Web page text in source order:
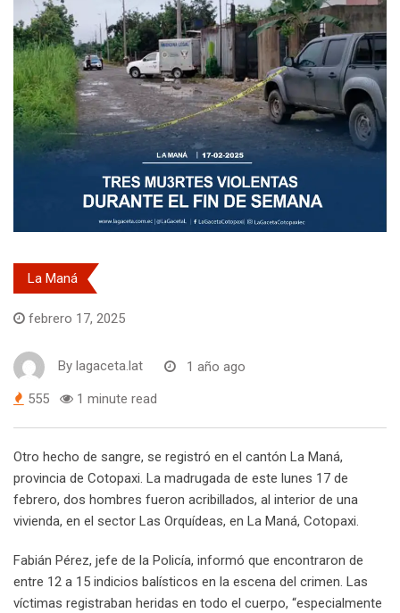
La Maná
febrero 17, 2025
By lagaceta.lat 1 año ago
555 1 minute read
Otro hecho de sangre, se registró en el cantón La Maná,
provincia de Cotopaxi. La madrugada de este lunes 17 de
febrero, dos hombres fueron acribillados, al interior de una
vivienda, en el sector Las Orquídeas, en La Maná, Cotopaxi.
Fabián Pérez, jefe de la Policía, informó que encontraron de
entre 12 a 15 indicios balísticos en la escena del crimen. Las
víctimas registraban heridas en todo el cuerpo, “especialmente